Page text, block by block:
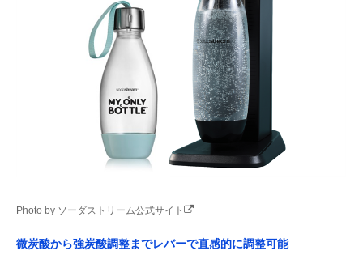
Photo by ソーダストリーム公式サイト
微炭酸から強炭酸調整までレバーで直感的に調整可能